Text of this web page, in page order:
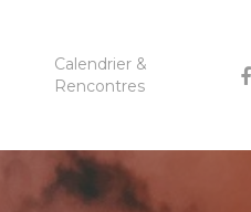
Calendrier &
Rencontres